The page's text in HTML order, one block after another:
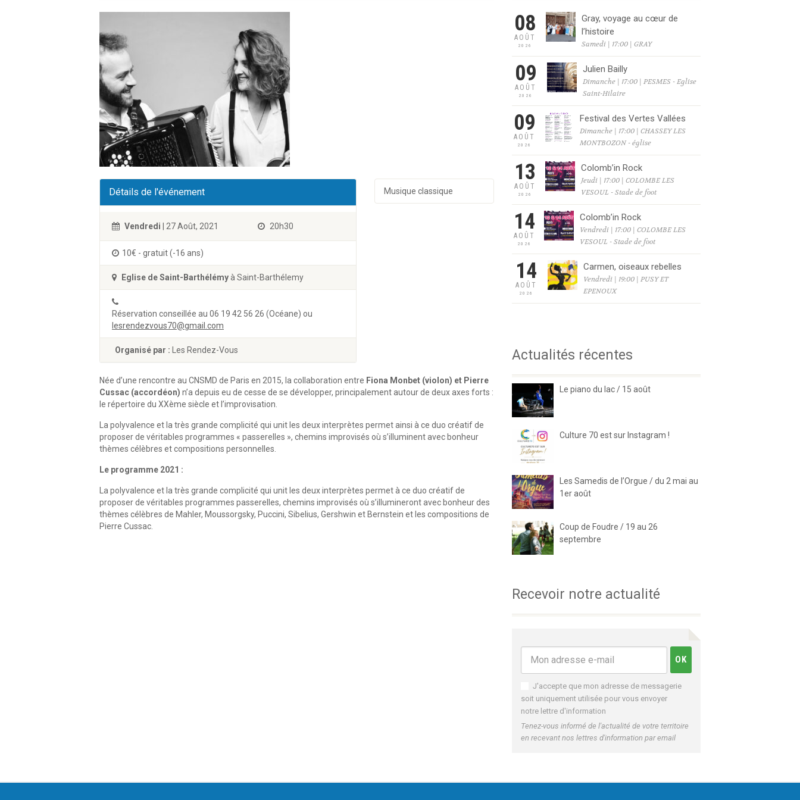
Détails de l'événement
Vendredi | 27 Août, 2021 20h30
10€ - gratuit (-16 ans)
Eglise de Saint-Barthélémyà Saint-Barthélemy
Réservation conseillée au 06 19 42 56 26 (Océane) ou
lesrendezvous70@gmail.com
Organisé par : Les Rendez-Vous
Musique classique
Née d’une rencontre au CNSMD de Paris en 2015, la collaboration entre Fiona Monbet (violon) et Pierre
Cussac (accordéon) n’a depuis eu de cesse de se développer, principalement autour de deux axes forts :
le répertoire du XXème siècle et l’improvisation.
La polyvalence et la très grande complicité qui unit les deux interprètes permet ainsi à ce duo créatif de
proposer de véritables programmes « passerelles », chemins improvisés où s’illuminent avec bonheur
thèmes célèbres et compositions personnelles.
Le programme 2021 :
La polyvalence et la très grande complicité qui unit les deux interprètes permet à ce duo créatif de
proposer de véritables programmes passerelles, chemins improvisés où s’illumineront avec bonheur des
thèmes célèbres de Mahler, Moussorgsky, Puccini, Sibelius, Gershwin et Bernstein et les compositions de
Pierre Cussac.
08
AOÛT
2026
Gray, voyage au cœur de
l’histoire
Samedi | 17:00 | GRAY
09
AOÛT
2026
Julien Bailly
Dimanche | 17:00 | PESMES - Eglise
Saint-Hilaire
09
AOÛT
2026
Festival des Vertes Vallées
Dimanche | 17:00 | CHASSEY LES
MONTBOZON - église
13
AOÛT
2026
Colomb’in Rock
Jeudi | 17:00 | COLOMBE LES
VESOUL - Stade de foot
14
AOÛT
2026
Colomb’in Rock
Vendredi | 17:00 | COLOMBE LES
VESOUL - Stade de foot
14
AOÛT
2026
Carmen, oiseaux rebelles
Vendredi | 19:00 | PUSY ET
EPENOUX
Actualités récentes
Le piano du lac / 15 août
Culture 70 est sur Instagram !
Les Samedis de l’Orgue / du 2 mai au
1er août
Coup de Foudre / 19 au 26
septembre
Recevoir notre actualité
J'accepte que mon adresse de messagerie
soit uniquement utilisée pour vous envoyer
notre lettre d'information
Tenez-vous informé de l'actualité de votre territoire
en recevant nos lettres d'information par email